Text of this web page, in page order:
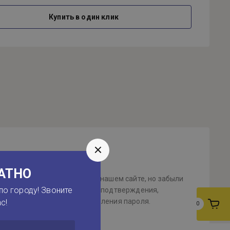
0
Купить в один клик
уже зарегистрированы на нашем сайте, но забыли
или Вам не пришло письмо подтверждения,
формой восстановления пароля.
городу! Звоните